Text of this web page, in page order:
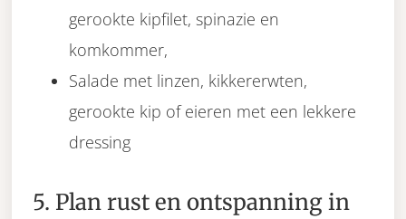
gerookte kipfilet, spinazie en
komkommer,
Salade met linzen, kikkererwten,
gerookte kip of eieren met een lekkere
dressing
5. Plan rust en ontspanning in